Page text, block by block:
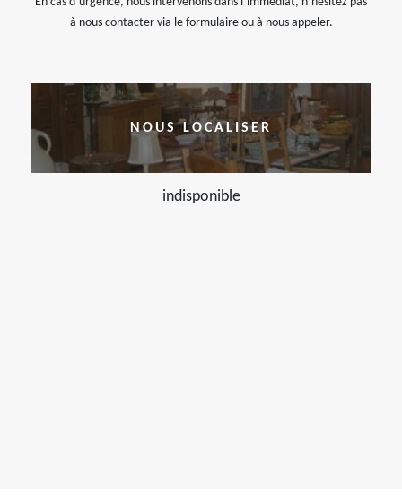
à nous contacter via le formulaire ou à nous appeler.
NOUS LOCALISER
indisponible